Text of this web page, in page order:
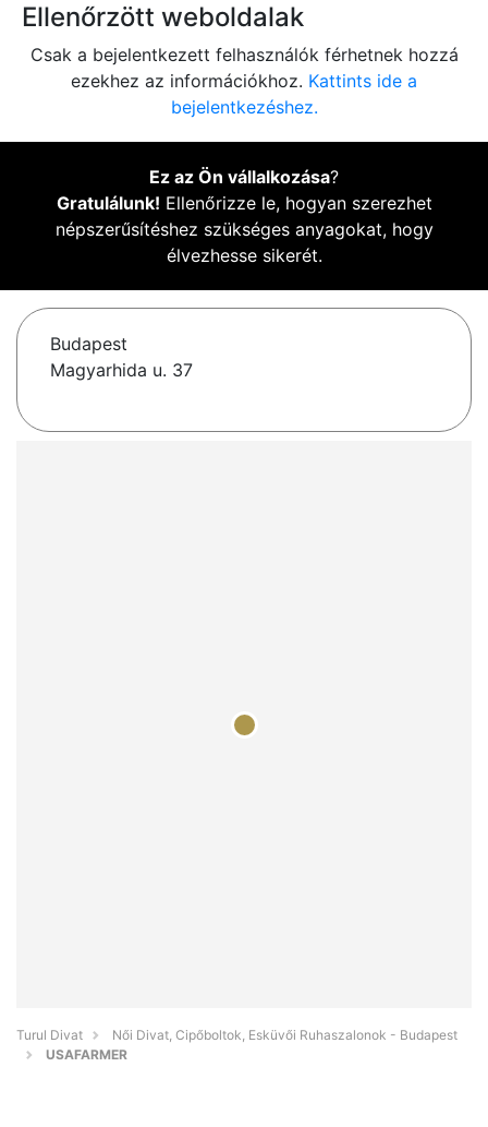
Ellenőrzött weboldalak
Csak a bejelentkezett felhasználók férhetnek hozzá
ezekhez az információkhoz. Kattints ide a
bejelentkezéshez.
Ez az Ön vállalkozása?
Gratulálunk! Ellenőrizze le, hogyan szerezhet
népszerűsítéshez szükséges anyagokat, hogy
élvezhesse sikerét.
Budapest
Magyarhida u. 37
Turul Divat
Női Divat, Cipőboltok, Esküvői Ruhaszalonok - Budapest
USAFARMER